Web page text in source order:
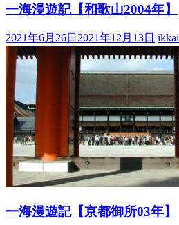
一海漫遊記【和歌山2004年】
2021年6月26日 2021年12月13日 ikkai
一海漫遊記【京都御所03年】